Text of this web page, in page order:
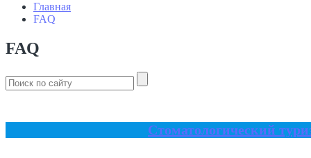
Главная
FAQ
FAQ
Стоматологический